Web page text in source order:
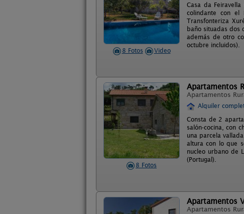
8 Fotos Video
Casa da
colindante con el
Transfonteriza
baño situadas dos
además de otro
octubre incluidos).
8 Fotos
Apartamentos
Apartamentos
Alquiler
Consta de 2
salón-cocina, con
una parcela
altura con lo que
nucleo urbano de
(Portugal).
Apartamentos
Apartamentos